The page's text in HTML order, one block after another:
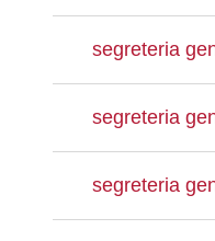
segreteria
segreteria
segreteria